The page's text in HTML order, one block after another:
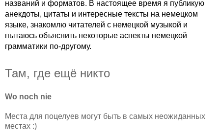
названий и форматов. В настоящее время я публикую
анекдоты, цитаты и интересные тексты на немецком
языке, знакомлю читателей с немецкой музыкой и
пытаюсь объяснить некоторые аспекты немецкой
грамматики по-другому.
Там, где ещё никто
Wo noch nie
Места для поцелуев могут быть в самых неожиданных
местах :)